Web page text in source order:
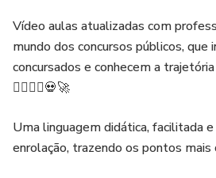
Vídeo aulas atualizadas com
mundo dos concursos públicos, que
concursados e conhecem a
👮‍♀️🕵️‍♂️💀🚀
Uma linguagem didática, facilitada
enrolação, trazendo os pontos mais